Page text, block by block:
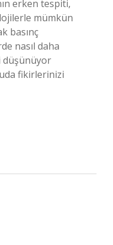
erken tespiti,
mümkün
basınç
nasıl daha
düşünüyor
fikirlerinizi